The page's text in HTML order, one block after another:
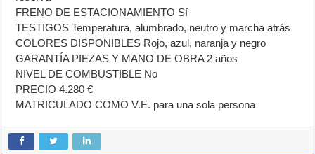
FRENO DE ESTACIONAMIENTO Sí
TESTIGOS Temperatura, alumbrado, neutro y marcha atrás
COLORES DISPONIBLES Rojo, azul, naranja y negro
GARANTÍA PIEZAS Y MANO DE OBRA 2 años
NIVEL DE COMBUSTIBLE No
PRECIO 4.280 €
MATRICULADO COMO V.E. para una sola persona